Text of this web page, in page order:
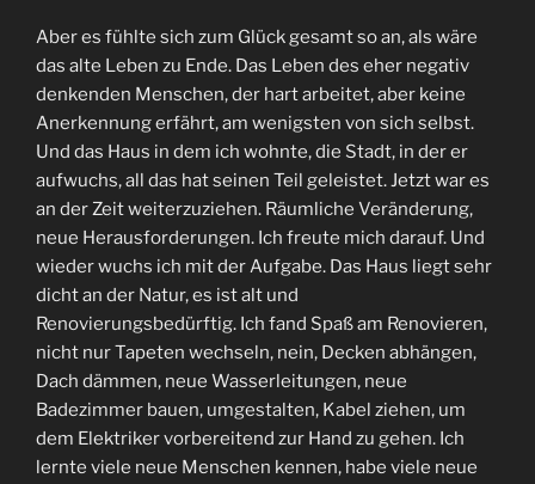
Aber es fühlte sich zum Glück gesamt so an, als wäre
das alte Leben zu Ende. Das Leben des eher negativ
denkenden Menschen, der hart arbeitet, aber keine
Anerkennung erfährt, am wenigsten von sich selbst.
Und das Haus in dem ich wohnte, die Stadt, in der er
aufwuchs, all das hat seinen Teil geleistet. Jetzt war es
an der Zeit weiterzuziehen. Räumliche Veränderung,
neue Herausforderungen. Ich freute mich darauf. Und
wieder wuchs ich mit der Aufgabe. Das Haus liegt sehr
dicht an der Natur, es ist alt und
Renovierungsbedürftig. Ich fand Spaß am Renovieren,
nicht nur Tapeten wechseln, nein, Decken abhängen,
Dach dämmen, neue Wasserleitungen, neue
Badezimmer bauen, umgestalten, Kabel ziehen, um
dem Elektriker vorbereitend zur Hand zu gehen. Ich
lernte viele neue Menschen kennen, habe viele neue